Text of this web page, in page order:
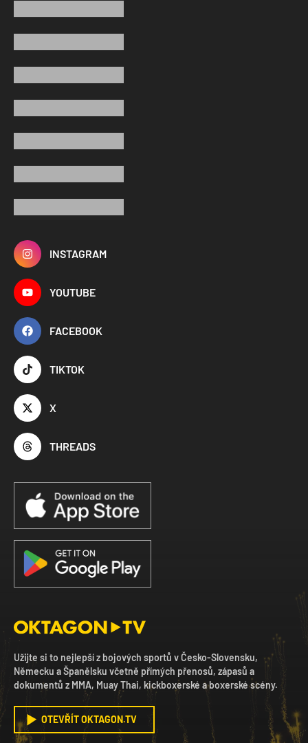
INSTAGRAM
YOUTUBE
FACEBOOK
TIKTOK
X
THREADS
Užijte si to nejlepší z bojových sportů v Česko-Slovensku,
Německu a Španělsku včetně přímých přenosů, zápasů a
dokumentů z MMA, Muay Thai, kickboxerské a boxerské scény.
OTEVŘÍT OKTAGON.TV